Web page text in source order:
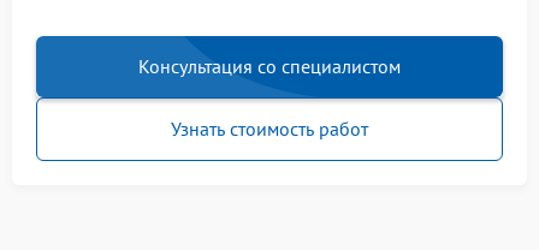
Консультация со специалистом
Узнать стоимость работ